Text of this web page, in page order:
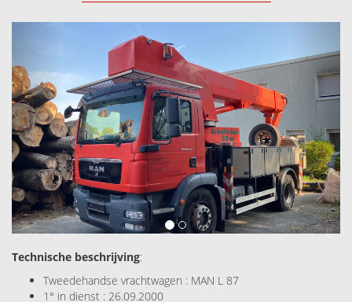
Technische beschrijving:
Tweedehandse vrachtwagen : MAN L 87
1° in dienst : 26.09.2000